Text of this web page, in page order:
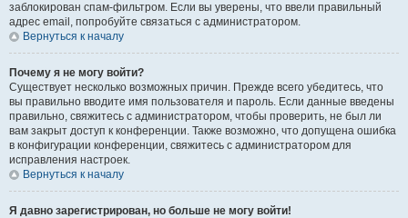
заблокирован спам-фильтром. Если вы уверены, что ввели правильный
адрес email, попробуйте связаться с администратором.
Вернуться к началу
Почему я не могу войти?
Существует несколько возможных причин. Прежде всего убедитесь, что
вы правильно вводите имя пользователя и пароль. Если данные введены
правильно, свяжитесь с администратором, чтобы проверить, не был ли
вам закрыт доступ к конференции. Также возможно, что допущена ошибка
в конфигурации конференции, свяжитесь с администратором для
исправления настроек.
Вернуться к началу
Я давно зарегистрирован, но больше не могу войти!